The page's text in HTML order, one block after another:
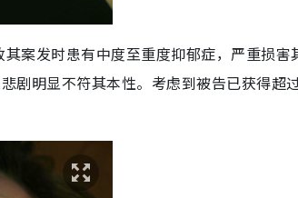
案发时患有中度至重度抑郁症，严重损害
剧明显不符其本性。考虑到被告已获得超